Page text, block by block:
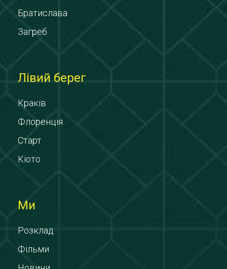
Братислава
Загреб
Лівий берег
Краків
Флоренція
Старт
Кіото
Ми
Розклад
Фільми